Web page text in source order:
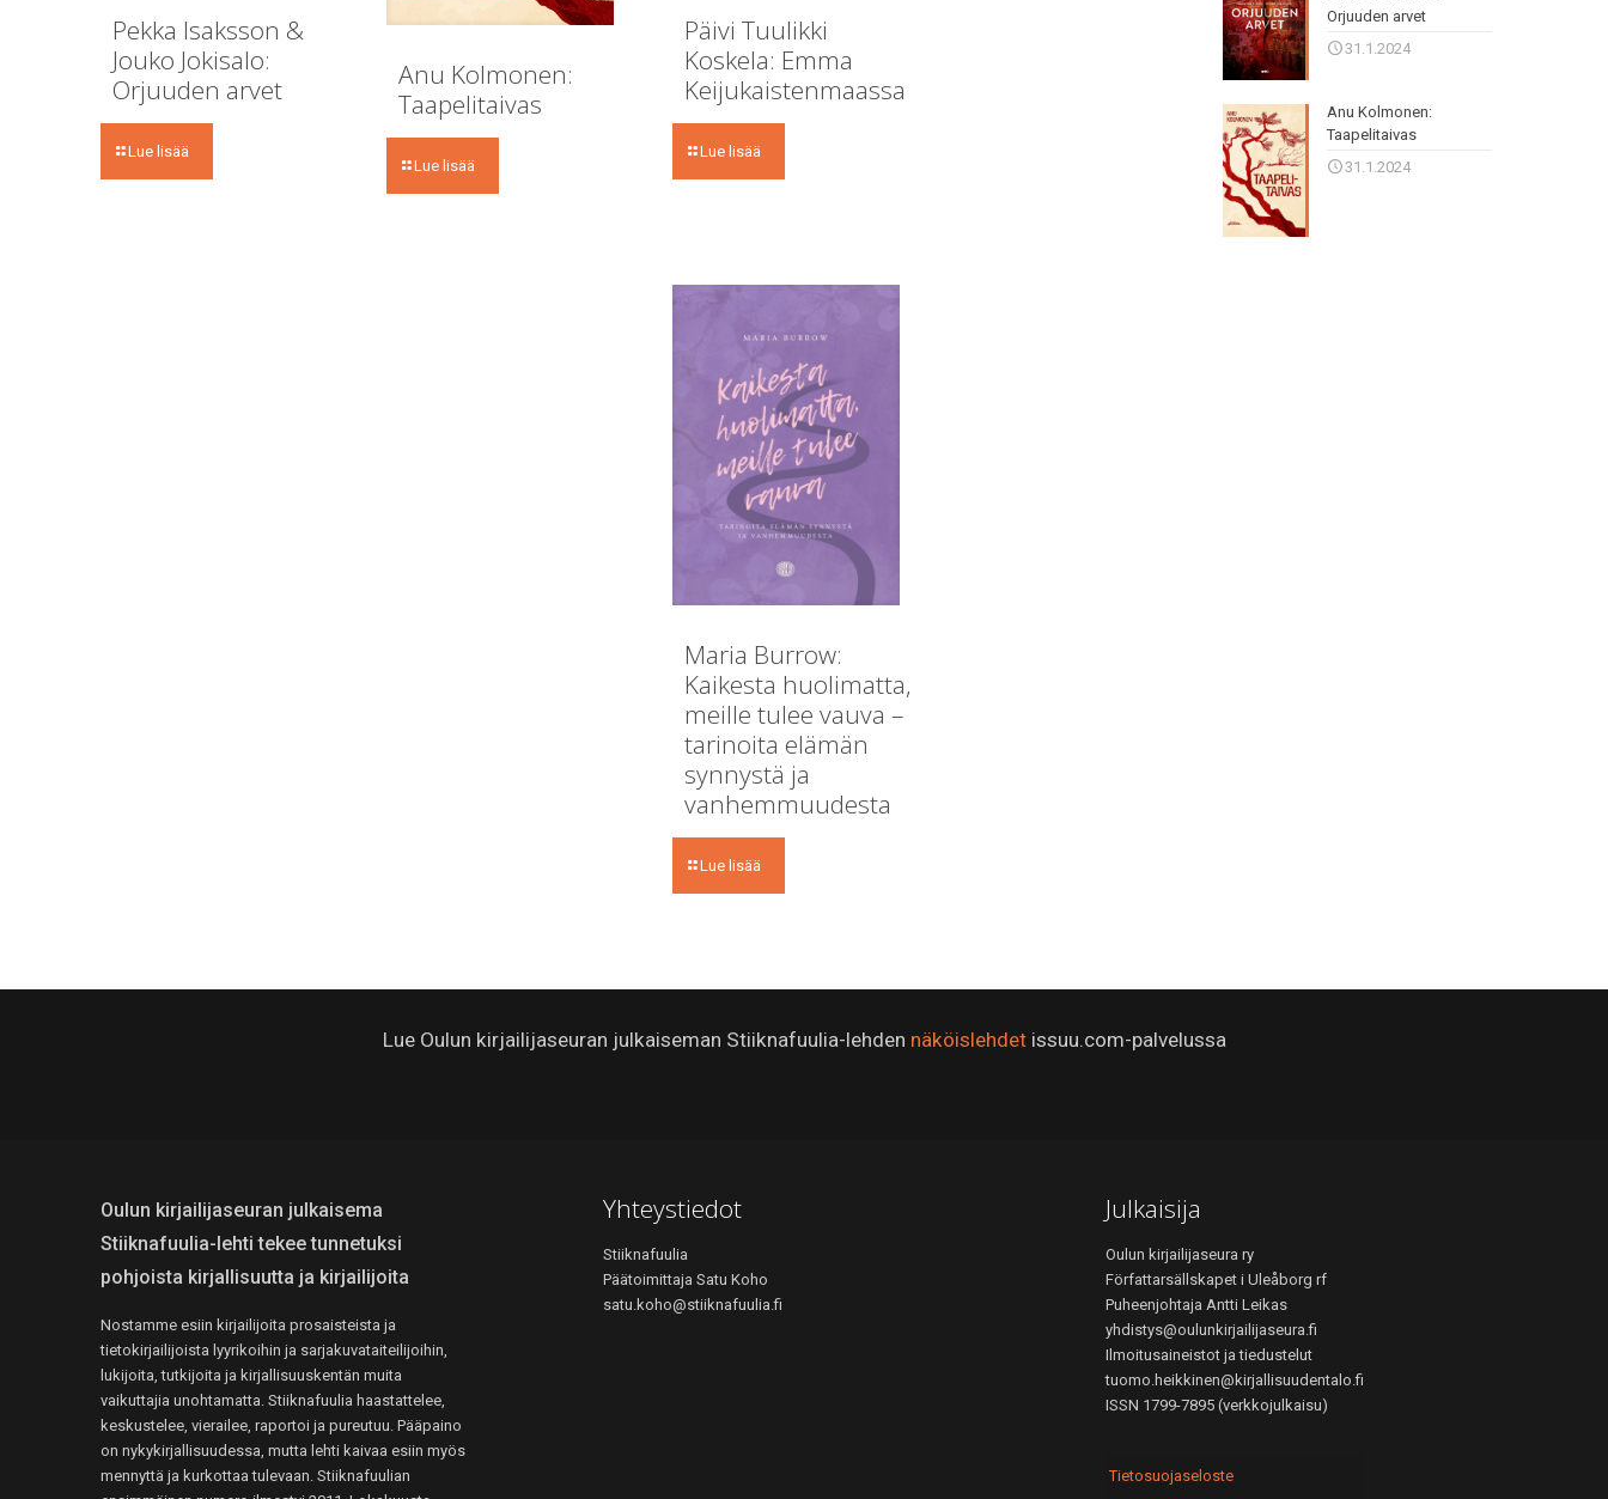
Pekka Isaksson &
Jouko Jokisalo:
Orjuuden arvet
Lue lisää
Anu Kolmonen:
Taapelitaivas
Lue lisää
Päivi Tuulikki
Koskela: Emma
Keijukaistenmaassa
Lue lisää
Maria Burrow:
Kaikesta huolimatta,
meille tulee vauva –
tarinoita elämän
synnystä ja
vanhemmuudesta
Lue lisää
Orjuuden arvet
31.1.2024
Anu Kolmonen:
Taapelitaivas
31.1.2024
Lue Oulun kirjailijaseuran julkaiseman Stiiknafuulia-lehden näköislehdetissuu.com-palvelussa
Oulun kirjailijaseuran julkaisema
Stiiknafuulia-lehti tekee tunnetuksi
pohjoista kirjallisuutta ja kirjailijoita
Nostamme esiin kirjailijoita prosaisteista ja
tietokirjailijoista lyyrikoihin ja sarjakuvataiteilijoihin,
lukijoita, tutkijoita ja kirjallisuuskentän muita
vaikuttajia unohtamatta. Stiiknafuulia haastattelee,
keskustelee, vierailee, raportoi ja pureutuu. Pääpaino
on nykykirjallisuudessa, mutta lehti kaivaa esiin myös
mennyttä ja kurkottaa tulevaan. Stiiknafuulian
Yhteystiedot
Stiiknafuulia
Päätoimittaja Satu Koho
satu.koho@stiiknafuulia.fi
Julkaisija
Oulun kirjailijaseura ry
Författarsällskapet i Uleåborg rf
Puheenjohtaja Antti Leikas
yhdistys@oulunkirjailijaseura.fi
Ilmoitusaineistot ja tiedustelut
tuomo.heikkinen@kirjallisuudentalo.fi
ISSN 1799-7895 (verkkojulkaisu)
Tietosuojaseloste